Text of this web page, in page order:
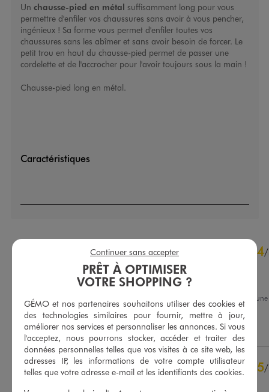
Un chausse-pied en métal suffisamment long pour vous
permettre d'enfiler vos chaussures sans avoir à vous pencher,
ingénieux ! Sa forme vous permet d'enfiler toutes vos
chaussures sans les abîmer et sans avoir besoin de forcer. Le
petit trou en haut du chausse-pied permet de passer une
cordelette et de l'accrocher pour l'avoir toujours sous la main !
Chausse-pied long en métal.
Caractéristiques
4.8/5
Basé sur 439
avis soumis à un
contrôle
Voir tous les avis sur ce site
5étoiles
359
4 étoiles
68
4/
Avis vérifié et récompensé
bonne qualité du produit
, suite à
22/07/2026 parLiliane G.
Utile(0) Signaler
5/
PRÊT À OPTIMISER
VOTRE SHOPPING ?
GÉMO et nos partenaires souhaitons utiliser des cookies et
des technologies similaires pour fournir, mettre à jour,
améliorer nos services et personnaliser les annonces. Si vous
l'acceptez, nous pourrons stocker, accéder et traiter des
données personnelles telles que vos visites à ce site web, les
adresses IP, les informations de votre compte utilisateur
telles que votre adresse e-mail et les identifiants des cookies.
Continuer sans accepter